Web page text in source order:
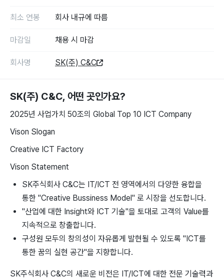
SK(주) C&C, 어떤 곳인가요?
2025년 사업가치 50조의 Global Top 10 ICT Company
Vison Slogan
Creative ICT Factory
Vison Statement
SK주식회사 C&C는 IT/ICT 전 영역에서의 다양한 융합을
통한 "Creative Bussiness Model" 로 시장을 선도합니다.
"산업에 대한 Insight와 ICT 기술"을 토대로 고객의 Value를
지속적으로 창출합니다.
구성원 모두의 창의성이 자유롭게 발현될 수 있도록 "ICT를
통한 꿈의 실현 공간"을 지향합니다.
SK주식회사 C&C의 새로운 비전은 IT/ICT에 대한 전문 기술력과
최소 연봉 회사 내규에 따름
마감일 채용 시 마감
회사명 SK(주) C&C